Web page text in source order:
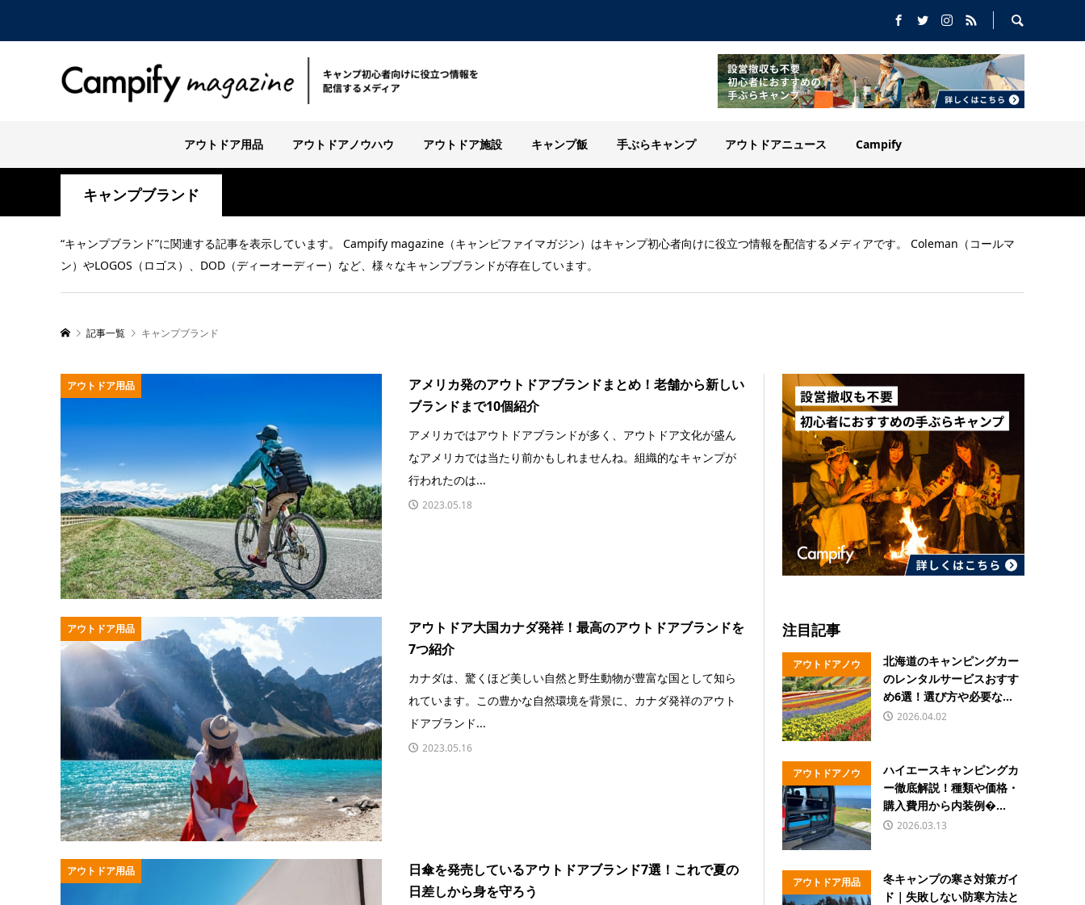
アウトドア用品 アウトドアノウハウ アウトドア施設 キャンプ飯 手ぶらキャンプ アウトドアニュース Campify
キャンプブランド
“キャンプブランド”に関連する記事を表示しています。 Campify magazine（キャンピファイマガジン）はキャンプ初心者向けに役立つ情報を配信するメディアです。 Coleman（コールマ
ン）やLOGOS（ロゴス）、DOD（ディーオーディー）など、様々なキャンプブランドが存在しています。
記事一覧 キャンプブランド
アウトドア用品
アメリカ発のアウトドアブランドまとめ！老舗から新しい
ブランドまで10個紹介
アメリカではアウトドアブランドが多く、アウトドア文化が盛ん
なアメリカでは当たり前かもしれませんね。組織的なキャンプが
行われたのは...
2023.05.18
アウトドア用品
アウトドア大国カナダ発祥！最高のアウトドアブランドを
7つ紹介
カナダは、驚くほど美しい自然と野生動物が豊富な国として知ら
れています。この豊かな自然環境を背景に、カナダ発祥のアウト
ドアブランド...
2023.05.16
アウトドア用品
日傘を発売しているアウトドアブランド7選！これで夏の
日差しから身を守ろう
注目記事
アウトドアノウ
ハウ
北海道のキャンピングカー
のレンタルサービスおすす
め6選！選び方や必要な...
2026.04.02
アウトドアノウ
ハウ
ハイエースキャンピングカ
ー徹底解説！種類や価格・
購入費用から内装例�...
2026.03.13
アウトドア用品
冬キャンプの寒さ対策ガイ
ド｜失敗しない防寒方法と